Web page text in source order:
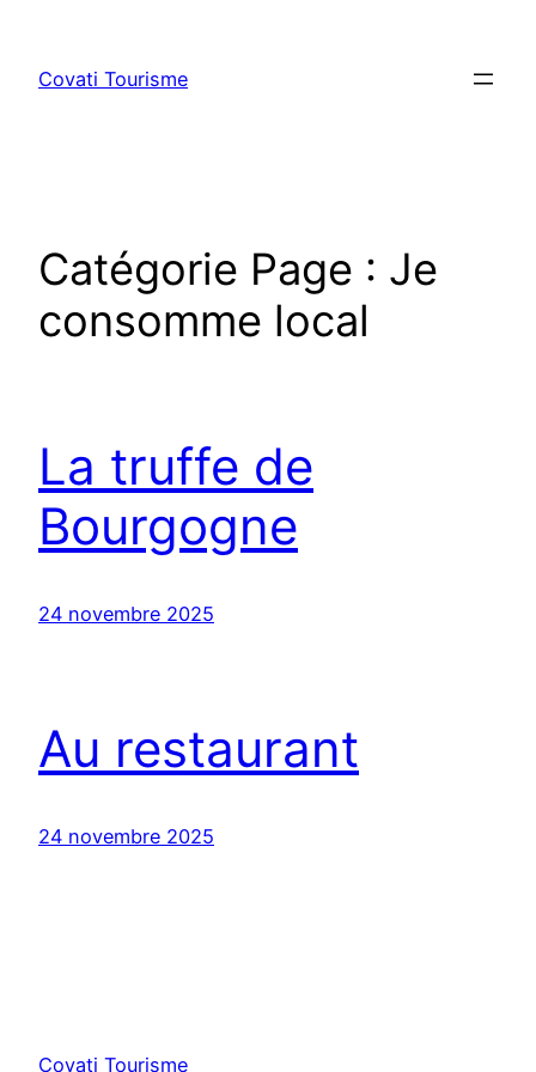
contenu
Covati Tourisme
Catégorie Page : Je
consomme local
La truffe de
Bourgogne
24 novembre 2025
Au restaurant
24 novembre 2025
Covati Tourisme